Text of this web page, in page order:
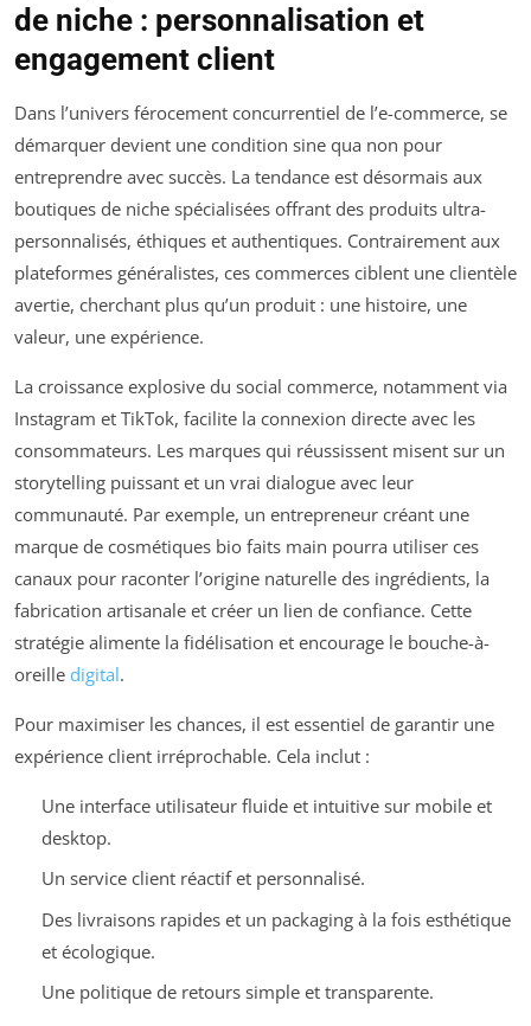
de niche : personnalisation et
engagement client
Dans l’univers férocement concurrentiel de l’e-commerce, se
démarquer devient une condition sine qua non pour
entreprendre avec succès. La tendance est désormais aux
boutiques de niche spécialisées offrant des produits ultra-
personnalisés, éthiques et authentiques. Contrairement aux
plateformes généralistes, ces commerces ciblent une clientèle
avertie, cherchant plus qu’un produit : une histoire, une
valeur, une expérience.
La croissance explosive du social commerce, notamment via
Instagram et TikTok, facilite la connexion directe avec les
consommateurs. Les marques qui réussissent misent sur un
storytelling puissant et un vrai dialogue avec leur
communauté. Par exemple, un entrepreneur créant une
marque de cosmétiques bio faits main pourra utiliser ces
canaux pour raconter l’origine naturelle des ingrédients, la
fabrication artisanale et créer un lien de confiance. Cette
stratégie alimente la fidélisation et encourage le bouche-à-
oreille digital.
Pour maximiser les chances, il est essentiel de garantir une
expérience client irréprochable. Cela inclut :
Une interface utilisateur fluide et intuitive sur mobile et
desktop.
Un service client réactif et personnalisé.
Des livraisons rapides et un packaging à la fois esthétique
et écologique.
Une politique de retours simple et transparente.